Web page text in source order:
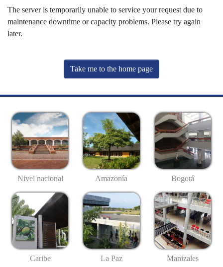
The server is temporarily unable to service your request due to
maintenance downtime or capacity problems. Please try again
later.
Take me to the home page
Nivel nacional Amazonía Bogotá
Caribe La Paz Manizales